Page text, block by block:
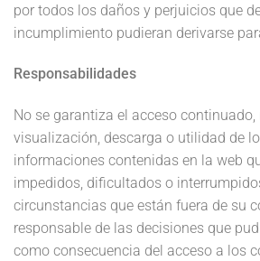
por todos los daños y perjuicios que
incumplimiento pudieran derivarse
Responsabilidades
No se garantiza el acceso
visualización, descarga o utilidad de
informaciones contenidas en la web
impedidos, dificultados o
circunstancias que están fuera de su
responsable de las decisiones que
como consecuencia del acceso a los